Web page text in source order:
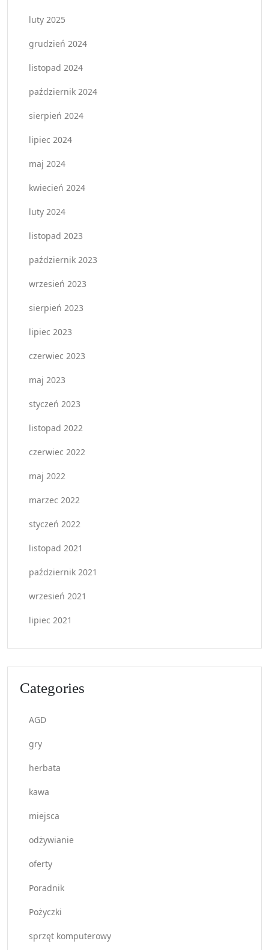
luty 2025
grudzień 2024
listopad 2024
październik 2024
sierpień 2024
lipiec 2024
maj 2024
kwiecień 2024
luty 2024
listopad 2023
październik 2023
wrzesień 2023
sierpień 2023
lipiec 2023
czerwiec 2023
maj 2023
styczeń 2023
listopad 2022
czerwiec 2022
maj 2022
marzec 2022
styczeń 2022
listopad 2021
październik 2021
wrzesień 2021
lipiec 2021
Categories
AGD
gry
herbata
kawa
miejsca
odżywianie
oferty
Poradnik
Pożyczki
sprzęt komputerowy